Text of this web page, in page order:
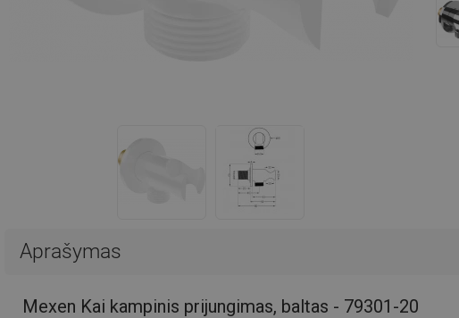
Aprašymas
Mexen Kai kampinis prijungimas, baltas - 79301-20